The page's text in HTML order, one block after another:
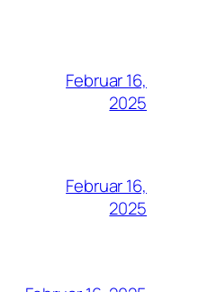
Februar 16,
2025
Februar 16,
2025